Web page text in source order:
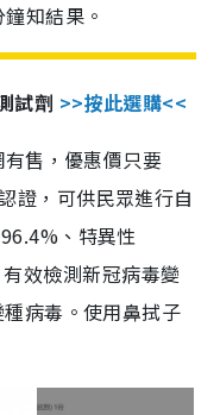
知結果。
試劑 >>按此選購<<
售，優惠價只要
證，可供民眾進行自
、特異性
效檢測新冠病毒變
病毒。使用鼻拭子